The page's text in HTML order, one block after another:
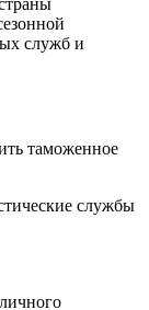
служб и
таможенное
службы